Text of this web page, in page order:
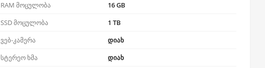
RAM მოცულობა
16 GB
SSD მოცულობა
1 TB
ვებ-კამერა
დიახ
სტერეო ხმა
დიახ